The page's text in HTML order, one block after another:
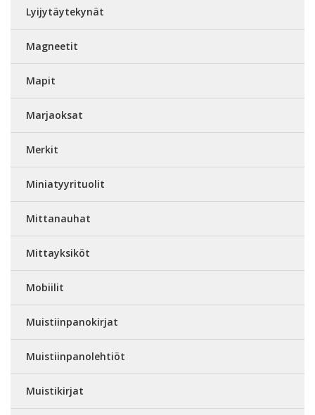
Lyijytäytekynät
Magneetit
Mapit
Marjaoksat
Merkit
Miniatyyrituolit
Mittanauhat
Mittayksiköt
Mobiilit
Muistiinpanokirjat
Muistiinpanolehtiöt
Muistikirjat